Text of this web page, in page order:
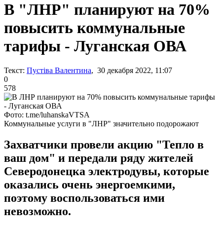
В "ЛНР" планируют на 70%
повысить коммунальные
тарифы - Луганская ОВА
Текст: Пустіва Валентина, 30 декабря 2022, 11:07
0
578
Фото: t.me/luhanskaVTSA
Коммунальные услуги в "ЛНР" значительно подорожают
Захватчики провели акцию "Тепло в
ваш дом" и передали ряду жителей
Северодонецка электродувы, которые
оказались очень энергоемкими,
поэтому воспользоваться ими
невозможно.